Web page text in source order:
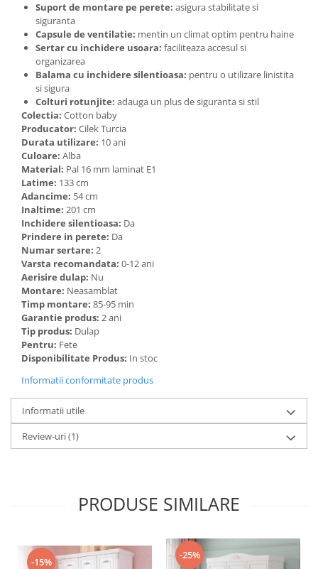
Suport de montare pe perete: asigura stabilitate si
siguranta
Capsule de ventilatie: mentin un climat optim pentru haine
Sertar cu inchidere usoara: faciliteaza accesul si
organizarea
Balama cu inchidere silentioasa: pentru o utilizare linistita
si sigura
Colturi rotunjite: adauga un plus de siguranta si stil
Colectia: Cotton baby
Producator: Cilek Turcia
Durata utilizare: 10 ani
Culoare: Alba
Material: Pal 16 mm laminat E1
Latime: 133 cm
Adancime: 54 cm
Inaltime: 201 cm
Inchidere silentioasa: Da
Prindere in perete: Da
Numar sertare: 2
Varsta recomandata: 0-12 ani
Aerisire dulap: Nu
Montare: Neasamblat
Timp montare: 85-95 min
Garantie produs: 2 ani
Tip produs: Dulap
Pentru: Fete
Disponibilitate Produs: In stoc
Informatii conformitate produs
Informatii utile
Review-uri(1)
PRODUSE SIMILARE
-15%
-25%